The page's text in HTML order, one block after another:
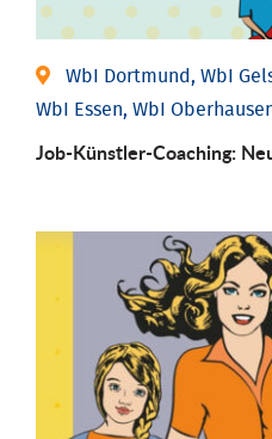
WbI Dortmund, WbI
WbI Essen, WbI
Job-Künstler-Coaching: